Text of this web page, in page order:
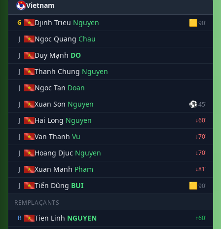
Vietnam
G Djinh Trieu Nguyen 🟨90'
J
Ngoc Quang Chau
J Duy Mạnh DO
J Thanh Chung Nguyen
J Ngoc Tan Doan
J Xuan Son Nguyen ⚽45'
J
Hai Long Nguyen
↓60'
J
Van Thanh Vu
↓70'
J
Hoang Djuc Nguyen
↓70'
J
Xuan Manh Pham
↓81'
J
Tiến Dũng BUI 🟨90'
REMPLAÇANTS
R
Tien Linh NGUYEN
↑60'